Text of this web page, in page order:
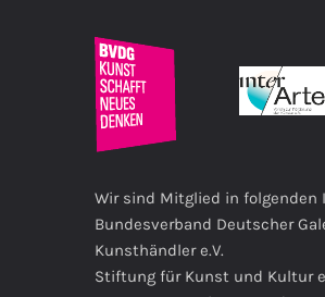
Wir sind Mitglied in
Bundesverband Deutscher
Kunsthändler e.V.
Stiftung für Kunst und Kultur